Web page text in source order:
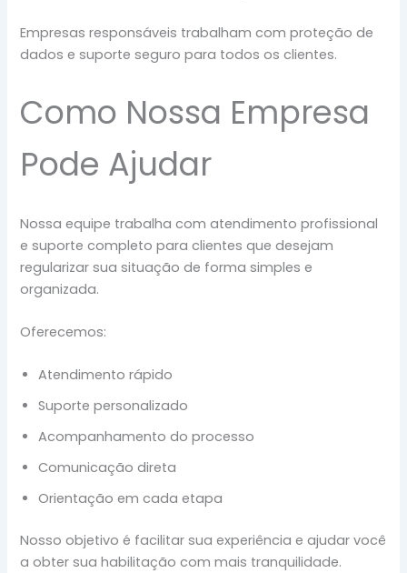
Empresas responsáveis trabalham com proteção de
dados e suporte seguro para todos os clientes.
Como Nossa Empresa
Pode Ajudar
Nossa equipe trabalha com atendimento profissional
e suporte completo para clientes que desejam
regularizar sua situação de forma simples e
organizada.
Oferecemos:
Atendimento rápido
Suporte personalizado
Acompanhamento do processo
Comunicação direta
Orientação em cada etapa
Nosso objetivo é facilitar sua experiência e ajudar você
a obter sua habilitação com mais tranquilidade.